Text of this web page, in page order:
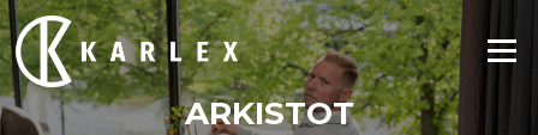
Siirry
suoraan
sisältöön
Valikko
ARKISTOT